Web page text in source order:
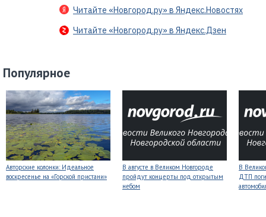
Читайте «Новгород.ру» в Яндекс.Новостях
Читайте «Новгород.ру» в Яндекс.Дзен
Популярное
Авторские колонки: Идеальное
воскресенье на «Горской пристани»
В августе в Великом Новгороде
пройдут концерты под открытым
небом
В
ДТП